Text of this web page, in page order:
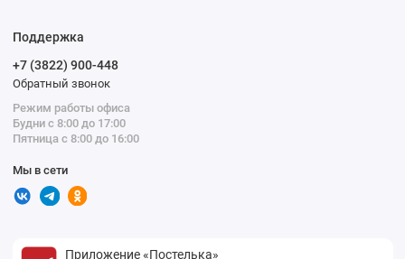
Поддержка
+7 (3822) 900-448
Обратный звонок
Режим работы офиса
Будни с 8:00 до 17:00
Пятница с 8:00 до 16:00
Мы в сети
Приложение «Постелька»